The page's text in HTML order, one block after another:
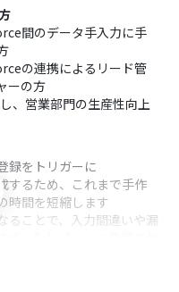
間のデータ手入力に手
の連携によるリード管
ーの方
、営業部門の生産性向上
録をトリガーに
するため、これまで手作
時間を短縮します
ることで、入力間違いや漏